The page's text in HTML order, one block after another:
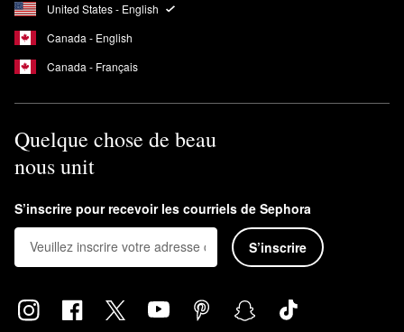
United States - English
Canada - English
Canada - Français
Quelque chose de beau
nous unit
S’inscrire pour recevoir les courriels de Sephora
S’inscrire